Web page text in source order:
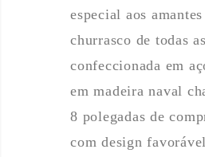
especial aos
churrasco de todas
confeccionada em
em madeira naval
8 polegadas de
com design